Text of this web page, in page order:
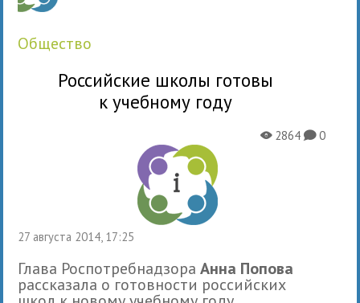
общество
Российские школы готовы
к учебному году
27 августа 2014, 17:25
X2864K0
Глава РоспотребнадзораАнна Попова
рассказала о готовности российских